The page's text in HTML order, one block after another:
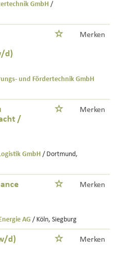
GmbH /
d)
Merken
und Fördertechnik GmbH
/
Merken
GmbH / Dortmund,
Merken
AG / Köln, Siegburg
d) Merken